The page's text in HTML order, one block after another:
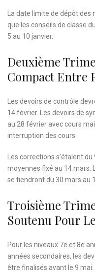
La date limite de dépôt
que les conseils de classe
5 au 10 janvier.
Deuxième
Compact Entre
Les devoirs de contrôle
14 février. Les devoirs de
au 28 février avec cours
interruption des cours.
Les corrections s’étalent
moyennes fixé au 14 mars.
se tiendront du 30 mars au
Troisième
Soutenu Pour
Pour les niveaux 7e et 8e
années secondaires, les
être finalisés avant le 9